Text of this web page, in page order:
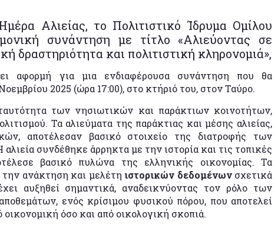
Αλιείας, το Πολιτιστικό Ίδρυμα Ομίλου
συνάντηση με τίτλο «Αλιεύοντας σε
δραστηριότητα και πολιτιστική κληρονομιά»,
αφορμή για μια ενδιαφέρουσα συνάντηση που θα
2025 (ώρα 17:00), στο κτήριό του, στον Ταύρο.
των νησιωτικών και παράκτιων κοινοτήτων,
Τα αλιεύματα της παράκτιας και μέσης αλιείας,
αποτέλεσαν βασικό στοιχείο της διατροφής των
συνδέθηκε άρρηκτα με την ιστορία και τις τοπικές
βασικό πυλώνα της ελληνικής οικονομίας. Τα
την ανάκτηση και μελέτηιστορικών δεδομένωνσχετικά
αυξηθεί σημαντικά, αναδεικνύοντας τον ρόλο των
ενός κρίσιμου φυσικού πόρου, που αποτελεί
όσο και από οικολογική σκοπιά.